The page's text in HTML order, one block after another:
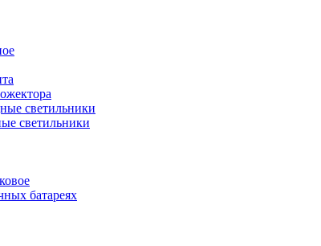
светильники
светильники
батареях